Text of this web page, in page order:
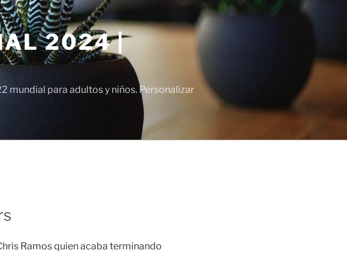
2024 |
mundial para adultos y niños. Personalizar
Ramos quien acaba terminando